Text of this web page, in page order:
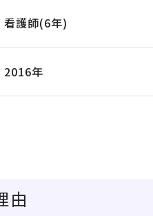
看護師(6年)
2016年
由